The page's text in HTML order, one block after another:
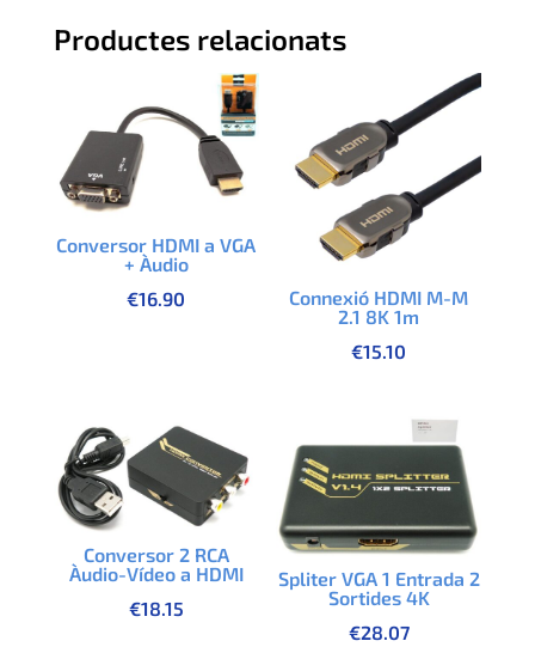
Productes relacionats
Conversor HDMI a VGA
+ Àudio
€16.90
Connexió HDMI M-M
2.1 8K 1m
€15.10
Conversor 2 RCA
Àudio-Vídeo a HDMI
€18.15
Spliter VGA 1 Entrada 2
Sortides 4K
€28.07